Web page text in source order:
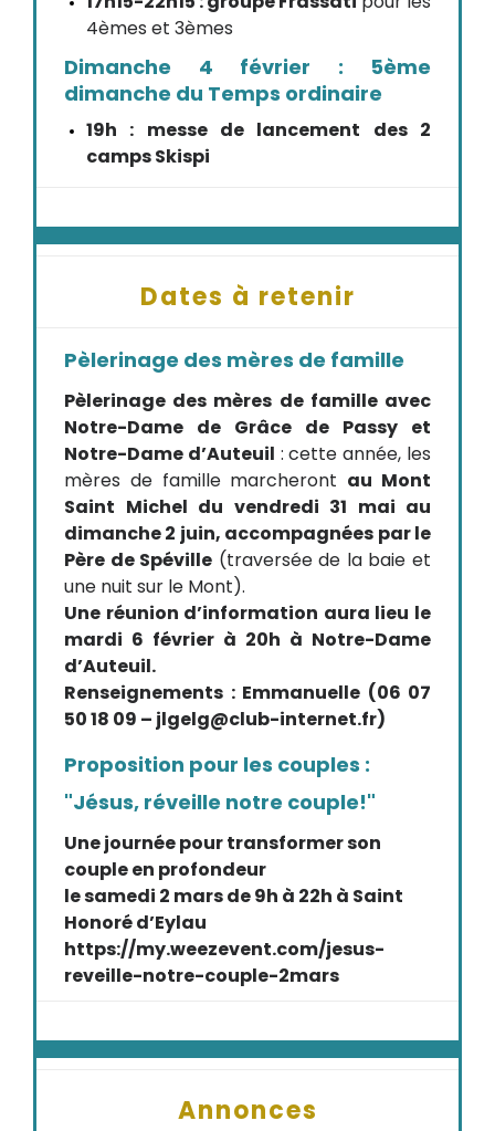
4èmes et 3èmes
Dimanche 4 février : 5ème
dimanche du Temps ordinaire
19h : messe de lancement des 2
camps Skispi
Dates à retenir
Pèlerinage des mères de famille
Pèlerinage des mères de famille avec
Notre-Dame de Grâce de Passy et
Notre-Dame d’Auteuil : cette année, les
mères de famille marcheront au Mont
Saint Michel du vendredi 31 mai au
dimanche 2 juin, accompagnées par le
Père de Spéville (traversée de la baie et
une nuit sur le Mont).
Une réunion d’information aura lieu le
mardi 6 février à 20h à Notre-Dame
d’Auteuil.
Renseignements : Emmanuelle (06 07
50 18 09 – jlgelg@club-internet.fr)
Proposition pour les couples :
"Jésus, réveille notre couple!"
Une journée pour transformer son
couple en profondeur
le samedi 2 mars de 9h à 22h à Saint
Honoré d’Eylau
https://my.weezevent.com/jesus-
reveille-notre-couple-2mars
Annonces